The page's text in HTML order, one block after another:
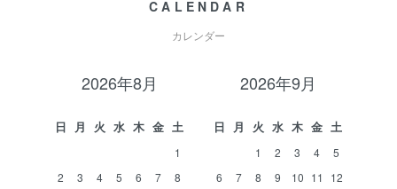
CALENDAR
カレンダー
2026年8月
日 月 火 水 木 金 土
1
2
3 4 5 6 7
8
2026年9月
日 月 火 水 木 金 土
1 2 3 4
5
6
7 8 9 10 11
12